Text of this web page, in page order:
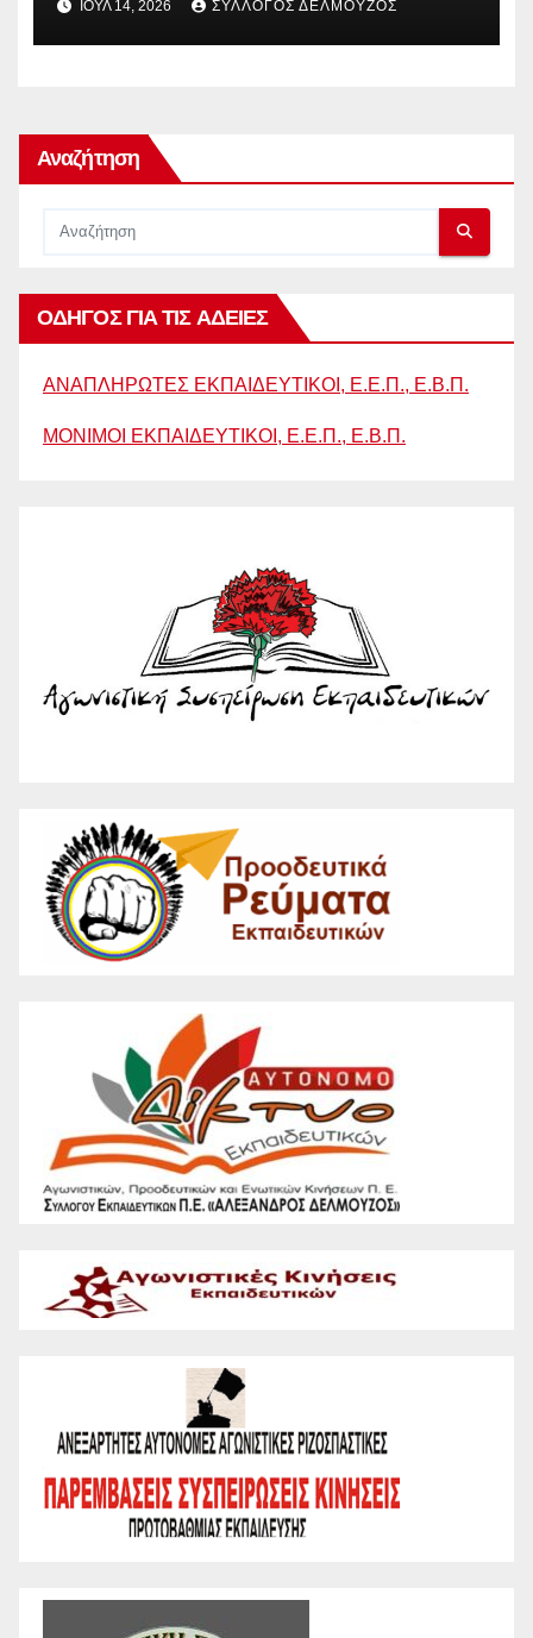
ΣΤΟ ΕΥΡΩΠΑΪΚΟ ΔΙΚΑΣΤΗΡΙΟ
ΙΟΎΛ 14, 2026 ΣΎΛΛΟΓΟΣ ΔΕΛΜΟΎΖΟΣ
Αναζήτηση
ΟΔΗΓΟΣ ΓΙΑ ΤΙΣ ΑΔΕΙΕΣ
ΑΝΑΠΛΗΡΩΤΕΣ ΕΚΠΑΙΔΕΥΤΙΚΟΙ, Ε.Ε.Π., Ε.Β.Π.
ΜΟΝΙΜΟΙ ΕΚΠΑΙΔΕΥΤΙΚΟΙ, Ε.Ε.Π., Ε.Β.Π.